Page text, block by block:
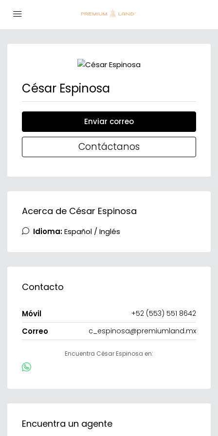
César Espinosa
Enviar correo
Contáctanos
Acerca de César Espinosa
Idioma:Español / Inglés
Contacto
Móvil +52 (553) 551 8642
Correo c_espinosa@premiumland.mx
Encuentra César Espinosa en:
Encuentra un agente